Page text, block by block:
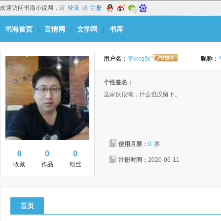
欢迎访问书海小说网， 请 登录 或 注册
书海首页 | 言情网 | 文学网 | 书库
0
收藏
0
作品
0
粉丝
用户名： 李krcq9c 昵称：
个性签名：
这家伙很懒，什么也没留下。
使用月票： 0 票
注册时间： 2020-06-11
首页